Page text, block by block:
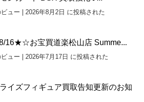
ュー 2026年8月2日 に投稿された
16★☆お宝買道楽松山店 Summe...
ュー 2026年7月17日 に投稿された
イズフィギュア買取告知更新のお知